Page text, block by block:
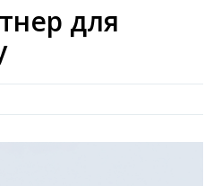
для